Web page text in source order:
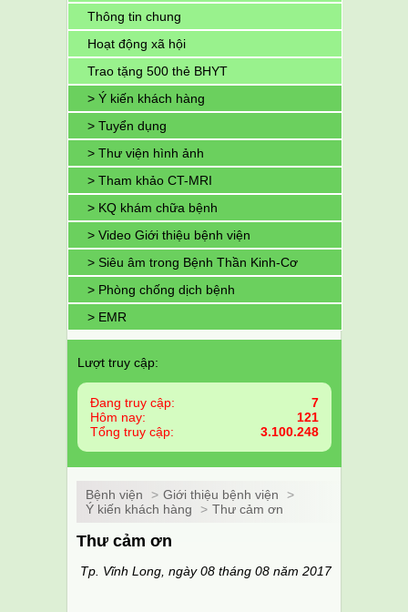
Thông tin chung
Hoạt động xã hội
Trao tặng 500 thẻ BHYT
> Ý kiến khách hàng
> Tuyển dụng
> Thư viện hình ảnh
> Tham khảo CT-MRI
> KQ khám chữa bệnh
> Video Giới thiệu bệnh viện
> Siêu âm trong Bệnh Thần Kinh-Cơ
> Phòng chống dịch bệnh
> EMR
Lượt truy cập:
Đang truy cập:
7
Hôm nay:
121
Tổng truy cập:
3.100.248
Bệnh viện > Giới thiệu bệnh viện
>
Ý kiến khách hàng
> Thư cảm ơn
Thư cảm ơn
Tp. Vĩnh Long, ngày 08 tháng 08 năm 2017